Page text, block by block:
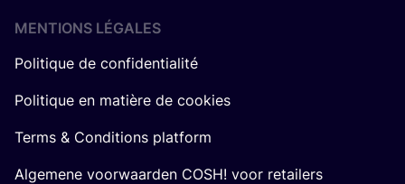
MENTIONS LÉGALES
Politique de confidentialité
Politique en matière de cookies
Terms & Conditions platform
Algemene voorwaarden COSH! voor retailers